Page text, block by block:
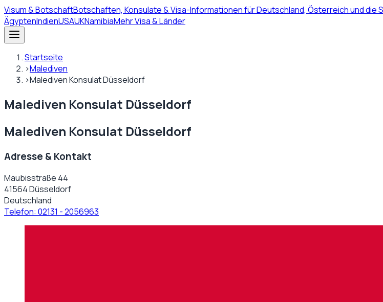
Visum& BotschaftBotschaften, Konsulate & Visa-Informationen für Deutschland, Österreich und die
ÄgyptenIndienUSAUKNamibiaMehr Visa & Länder
Startseite
›Malediven
›Malediven Konsulat Düsseldorf
Malediven Konsulat Düsseldorf
Malediven Konsulat Düsseldorf
Adresse & Kontakt
Maubisstraße 44
41564 Düsseldorf
Deutschland
Telefon: 02131 - 2056963